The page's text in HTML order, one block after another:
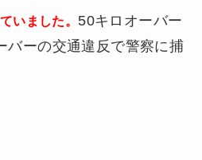
いました。 50キロオーバー
バーの交通違反で警察に捕